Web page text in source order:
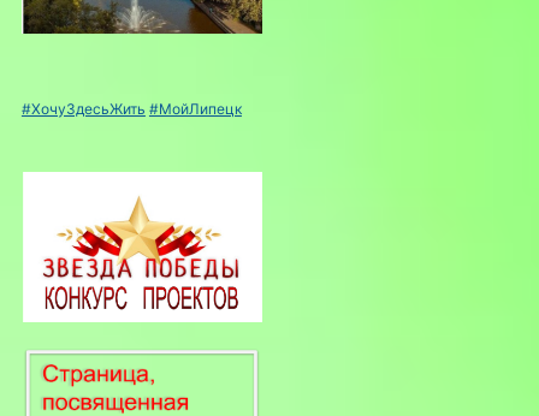
#ХочуЗдесьЖить #МойЛипецк